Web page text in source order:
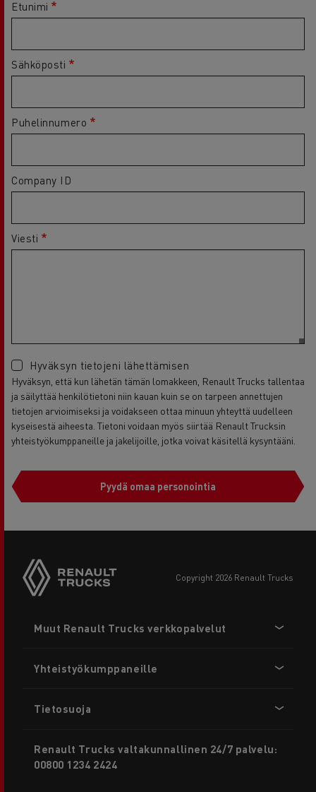
Etunimi
Sähköposti
Puhelinnumero
Company ID
Viesti
Hyväksyn tietojeni lähettämisen
Hyväksyn, että kun lähetän tämän lomakkeen, Renault Trucks tallentaa
ja säilyttää henkilötietoni niin kauan kuin se on tarpeen annettujen
tietojen arvioimiseksi ja voidakseen ottaa minuun yhteyttä uudelleen
kyseisestä aiheesta. Tietoni voidaan myös siirtää Renault Trucksin
yhteistyökumppaneille ja jakelijoille, jotka voivat käsitellä kysyntääni.
Pyydä omaa personointia
copyright 2026 Renault Trucks
menu
Muut Renault Trucks verkkopalvelut
Yhteistyökumppaneille
Tietosuoja
Renault Trucks valtakunnallinen 24/7 palvelu:
00800 1234 2424